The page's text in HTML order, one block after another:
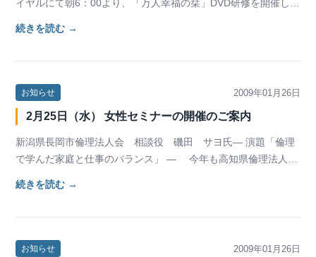
イヤルにて朝6：00より、「万人幸福の栞」DVD研修を開催しま
続きを読む →
お知らせ 2009年01月26日
2月25日（水） 女性セミナーの開催のご案内
新潟県長岡市倫理法人会 相談役 磯田 サヨ氏― 演題「倫理
で学んだ家庭と仕事のバランス」 ― 今年も高知県倫理法人会
続きを読む →
お知らせ 2009年01月26日